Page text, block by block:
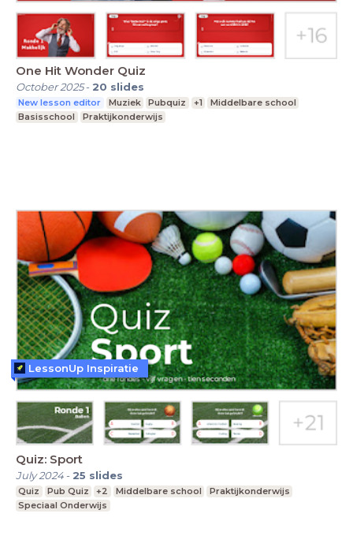
One Hit Wonder Quiz
October 2025- 20 slides
New lesson editor Muziek Pubquiz +1
Middelbare school
Basisschool
Praktijkonderwijs
Quiz: Sport
July 2024- 25 slides
Quiz Pub Quiz +2 Middelbare school
Praktijkonderwijs
Speciaal Onderwijs
LessonUp Inspiratie